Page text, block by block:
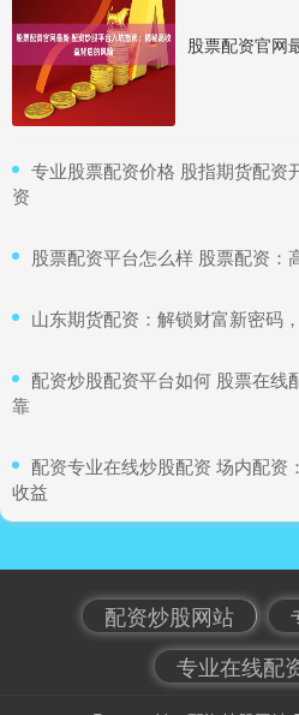
专业股票配资价格 股指期货配资
资
股票配资平台怎么样 股票配资：
山东期货配资：解锁财富新密码
配资炒股配资平台如何 股票在线
靠
配资专业在线炒股配资 场内配资
收益
配资炒股网站
专业在线配